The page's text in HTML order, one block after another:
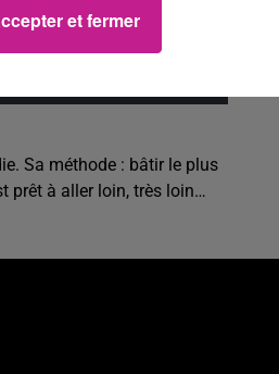
Sa méthode : bâtir le plus
prêt à aller loin, très loin…
et fermer